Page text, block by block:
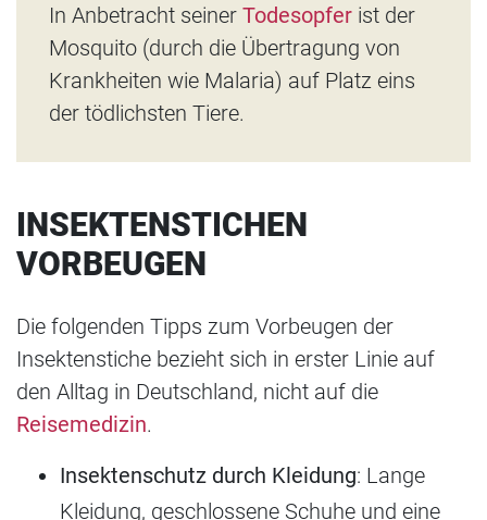
In Anbetracht seiner Todesopfer ist der
Mosquito (durch die Übertragung von
Krankheiten wie Malaria) auf Platz eins
der tödlichsten Tiere.
INSEKTENSTICHEN
VORBEUGEN
Die folgenden Tipps zum Vorbeugen der
Insektenstiche bezieht sich in erster Linie auf
den Alltag in Deutschland, nicht auf die
Reisemedizin.
Insektenschutz durch Kleidung: Lange
Kleidung, geschlossene Schuhe und eine